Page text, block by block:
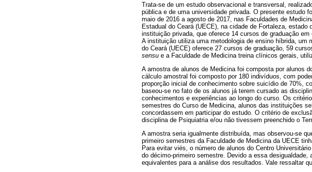
Trata-se de um estudo observacional e transversal,
pública e de uma universidade privada. O presente estudo
maio de 2016 a agosto de 2017, nas Faculdades de
Estadual do Ceará (UECE), na cidade de Fortaleza,
instituição privada, que oferece 14 cursos de graduação
A instituição utiliza uma metodologia de ensino híbrida, um
do Ceará (UECE) oferece 27 cursos de graduação, 59
sensu e a Faculdade de Medicina treina clínicos gerais,
A amostra de alunos de Medicina foi composta por alunos
cálculo amostral foi composto por 180 indivíduos, com
proporção inicial de conhecimento sobre suicídio de 70%,
baseou-se no fato de os alunos já terem cursado as
conhecimentos e experiências ao longo do curso. Os
semestres do Curso de Medicina, alunos das instituições
concordassem em participar do estudo. O critério de
disciplina de Psiquiatria e/ou não tivessem preenchido o
A amostra seria igualmente distribuída, mas observou-se
primeiro semestres da Faculdade de Medicina da UECE
Para evitar viés, o número de alunos do Centro
do décimo-primeiro semestre. Devido a essa
equivalentes para a análise dos resultados. Vale ressaltar